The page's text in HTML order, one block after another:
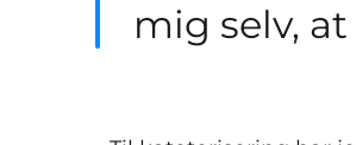
mig selv,